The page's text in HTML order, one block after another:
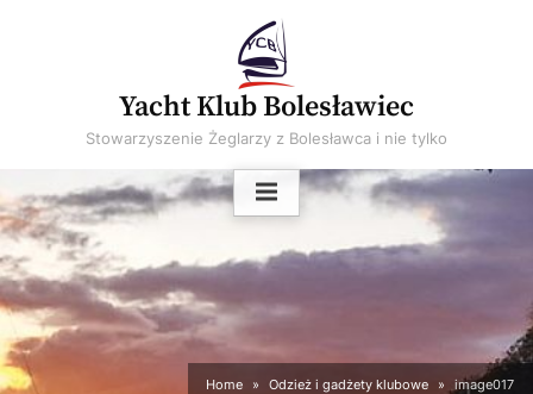
Yacht Klub Bolesławiec
Stowarzyszenie Żeglarzy z Bolesławca i nie tylko
Home Odzież i gadżety klubowe image017